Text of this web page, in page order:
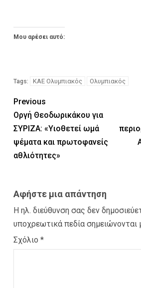
Μου αρέσει αυτό:
Tags: ΚΑΕ Ολυμπιακός Ολυμπιακός
Previous
Οργή Θεοδωρικάκου για
ΣΥΡΙΖΑ: «Υιοθετεί ωμά
ψέματα και πρωτοφανείς
αθλιότητες»
Αφήστε μια απάντηση
Η ηλ. διεύθυνση σας δεν
υποχρεωτικά πεδία σημειώνονται
Σχόλιο *